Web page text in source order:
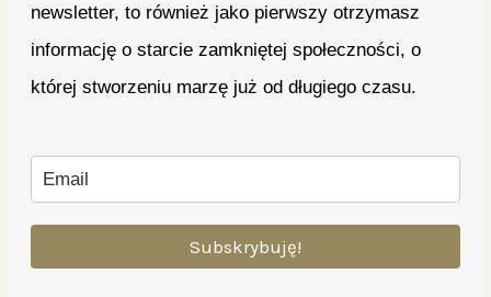
newsletter, to również jako pierwszy otrzymasz
informację o starcie zamkniętej społeczności, o
której stworzeniu marzę już od długiego czasu.
Subskrybuję!